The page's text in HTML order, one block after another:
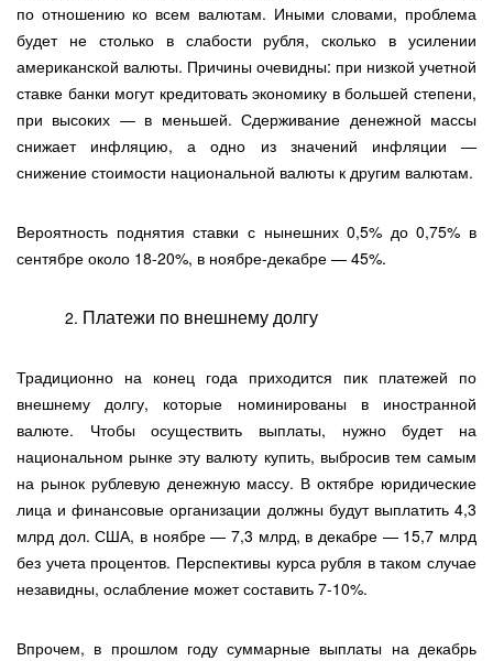
по отношению ко всем валютам. Иными словами, проблема
будет не столько в слабости рубля, сколько в усилении
американской валюты. Причины очевидны: при низкой учетной
ставке банки могут кредитовать экономику в большей степени,
при высоких — в меньшей. Сдерживание денежной массы
снижает инфляцию, а одно из значений инфляции —
снижение стоимости национальной валюты к другим валютам.
Вероятность поднятия ставки с нынешних 0,5% до 0,75% в
сентябре около 18-20%, в ноябре-декабре — 45%.
Платежи по внешнему долгу
Традиционно на конец года приходится пик платежей по
внешнему долгу, которые номинированы в иностранной
валюте. Чтобы осуществить выплаты, нужно будет на
национальном рынке эту валюту купить, выбросив тем самым
на рынок рублевую денежную массу. В октябре юридические
лица и финансовые организации должны будут выплатить 4,3
млрд дол. США, в ноябре — 7,3 млрд, в декабре — 15,7 млрд
без учета процентов. Перспективы курса рубля в таком случае
незавидны, ослабление может составить 7-10%.
Впрочем, в прошлом году суммарные выплаты на декабрь